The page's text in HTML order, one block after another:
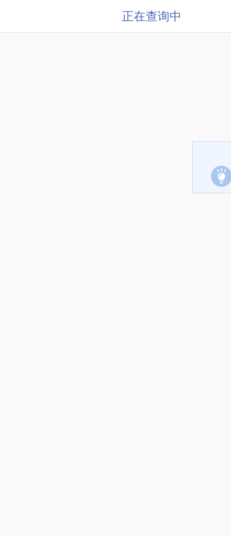
正在查询中